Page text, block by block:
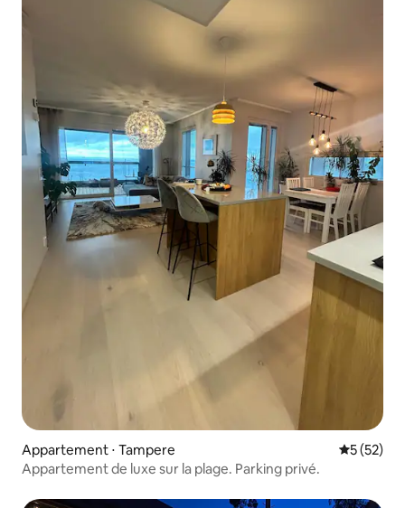
Appartement ⋅ Tampere
5 (52)
Appartement de luxe sur la plage. Parking privé.